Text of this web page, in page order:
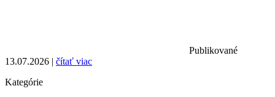
Publikované
13.07.2026 | čítať viac
Kategórie